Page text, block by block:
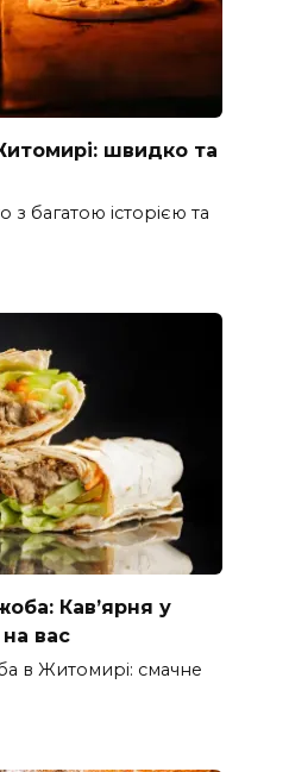
швидко та
багатою історією та
Кав’ярня у
вас
в Житомирі: смачне